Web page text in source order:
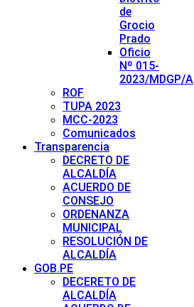
de
Grocio
Prado
Oficio
Nº 015-
2023/MDGP/A
ROF
TUPA 2023
MCC-2023
Comunicados
Transparencia
DECRETO DE
ALCALDÍA
ACUERDO DE
CONSEJO
ORDENANZA
MUNICIPAL
RESOLUCIÓN DE
ALCALDÍA
GOB.PE
DECERETO DE
ALCALDÍA